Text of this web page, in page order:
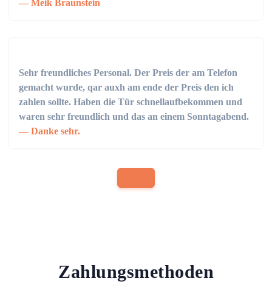
Meik Braunstein
Sehr freundliches Personal. Der Preis der am Telefon
gemacht wurde, qar auxh am ende der Preis den ich
zahlen sollte. Haben die Tür schnellaufbekommen und
waren sehr freundlich und das an einem Sonntagabend.
Danke sehr.
Zahlungsmethoden